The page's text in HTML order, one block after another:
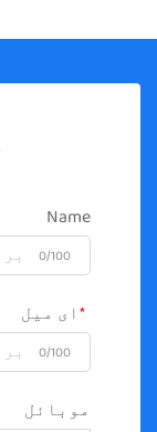
Name
0/100
ای میل
0/100
موبائل